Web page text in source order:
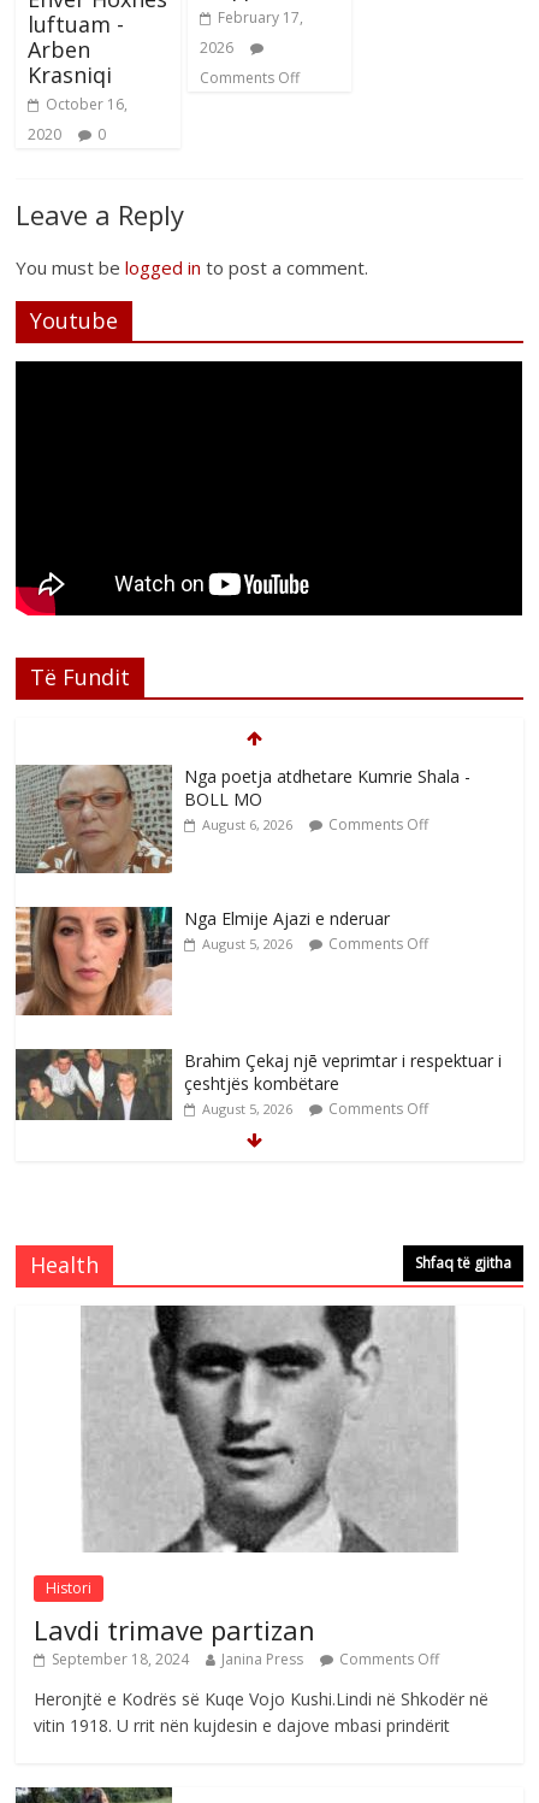
luftuam -
Arben
Krasniqi
October 16,
2020
0
February 17,
2026
Comments Off
Leave a Reply
You must belogged in to post a comment.
Youtube
Të Fundit
Nga poetja atdhetare Kumrie Shala -
BOLL MO
August 6, 2026 Comments Off
Nga Elmije Ajazi e nderuar
August 5, 2026 Comments Off
Brahim Çekaj njē veprimtar i respektuar i
çeshtjës kombëtare
August 5, 2026 Comments Off
e invalidëve në Fushë Kosovë
Comments Off
Çlirimtari Agron Gërvalla me takime pune
në atdhe të shoqerisë Levizja
August 3, 2026 Comments Off
Postim me vlera nga artistja e mirëfilltë
Mimoza Gjoni
August 6, 2026 Comments Off
Health Shfaq të gjitha
Histori
Lavdi trimave partizan
September 18, 2024 Janina Press Comments Off
Heronjtë e Kodrës së Kuqe Vojo Kushi.Lindi në Shkodër në
vitin 1918. U rrit nën kujdesin e dajove mbasi prindërit